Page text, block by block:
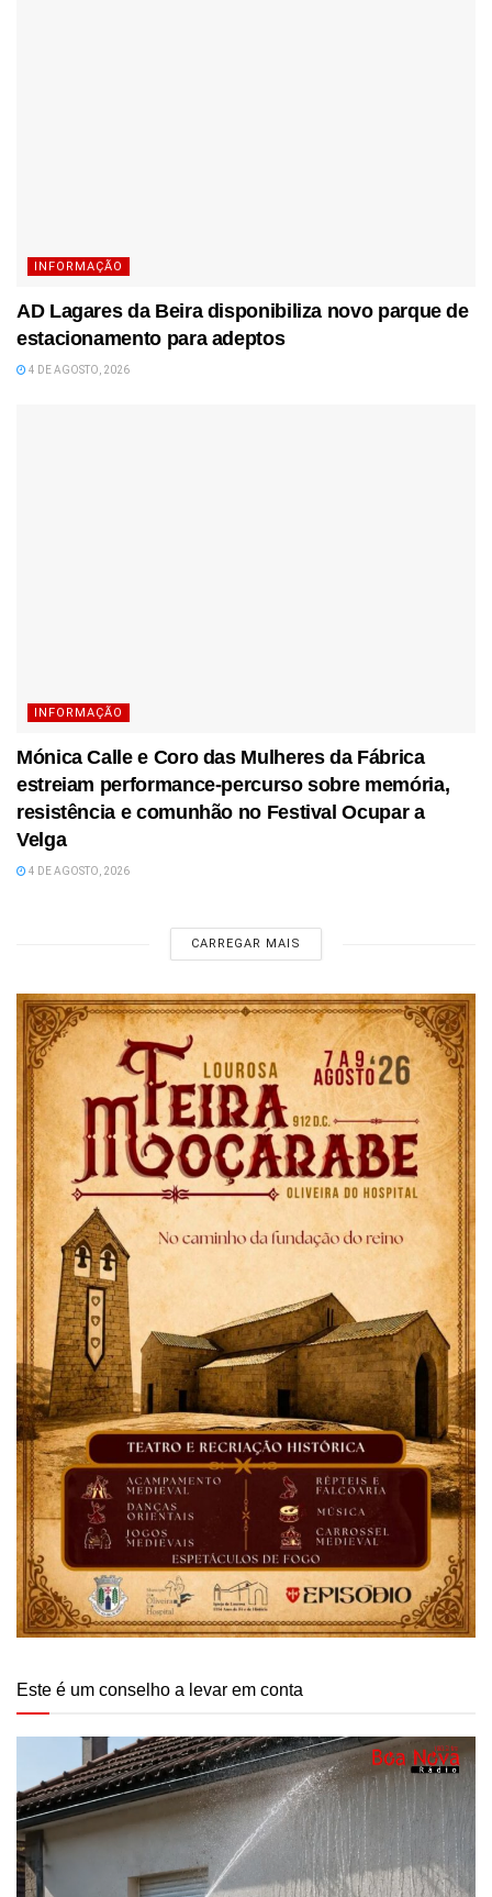
INFORMAÇÃO
AD Lagares da Beira disponibiliza novo parque de
estacionamento para adeptos
4 DE AGOSTO, 2026
INFORMAÇÃO
Mónica Calle e Coro das Mulheres da Fábrica
estreiam performance-percurso sobre memória,
resistência e comunhão no Festival Ocupar a
Velga
4 DE AGOSTO, 2026
CARREGAR MAIS
Este é um conselho a levar em conta